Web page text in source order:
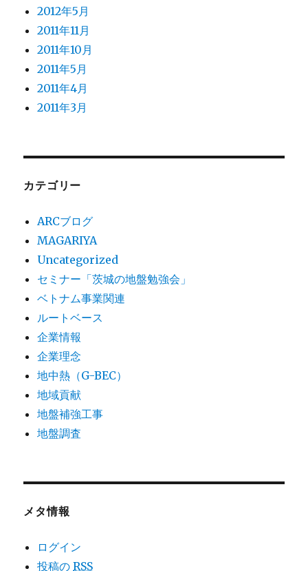
2012年5月
2011年11月
2011年10月
2011年5月
2011年4月
2011年3月
カテゴリー
ARCブログ
MAGARIYA
Uncategorized
セミナー「茨城の地盤勉強会」
ベトナム事業関連
ルートベース
企業情報
企業理念
地中熱（G-BEC）
地域貢献
地盤補強工事
地盤調査
メタ情報
ログイン
投稿のRSS